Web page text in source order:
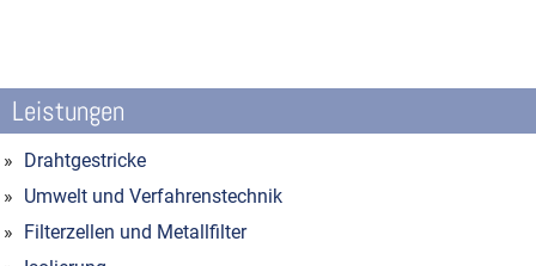
Leistungen
Drahtgestricke
Umwelt und Verfahrenstechnik
Filterzellen und Metallfilter